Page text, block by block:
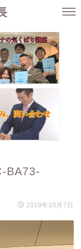
BA73-
2019年10月7日